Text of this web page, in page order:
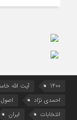
1400 آیت الله
احمدی نژاد
انتخابات
ایران